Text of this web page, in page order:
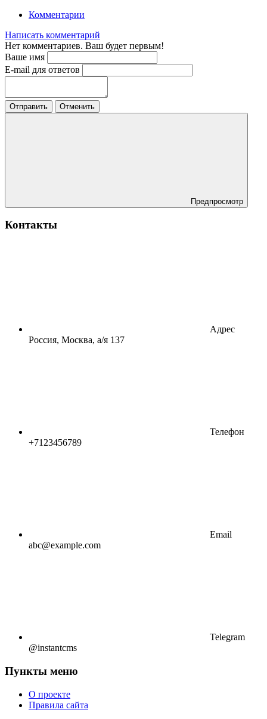
Комментарии
Написать комментарий
Нет комментариев. Ваш будет первым!
Ваше имя
E-mail для ответов
Отправить Отменить
Предпросмотр
Контакты
Адрес
Россия, Москва, а/я 137
Телефон
+7123456789
Email
abc@example.com
Telegram
@instantcms
Пункты меню
О проекте
Правила сайта